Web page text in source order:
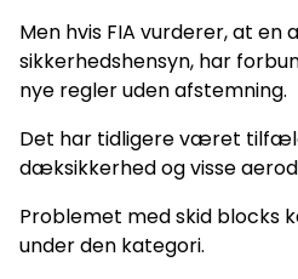
Men hvis FIA vurderer, at
sikkerhedshensyn, har
nye regler uden afstemning.
Det har tidligere været
dæksikkerhed og visse
Problemet med skid blocks
under den kategori.